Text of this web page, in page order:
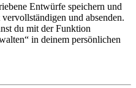
Entwürfe speichern und
und absenden.
du mit der Funktion
in deinem persönlichen